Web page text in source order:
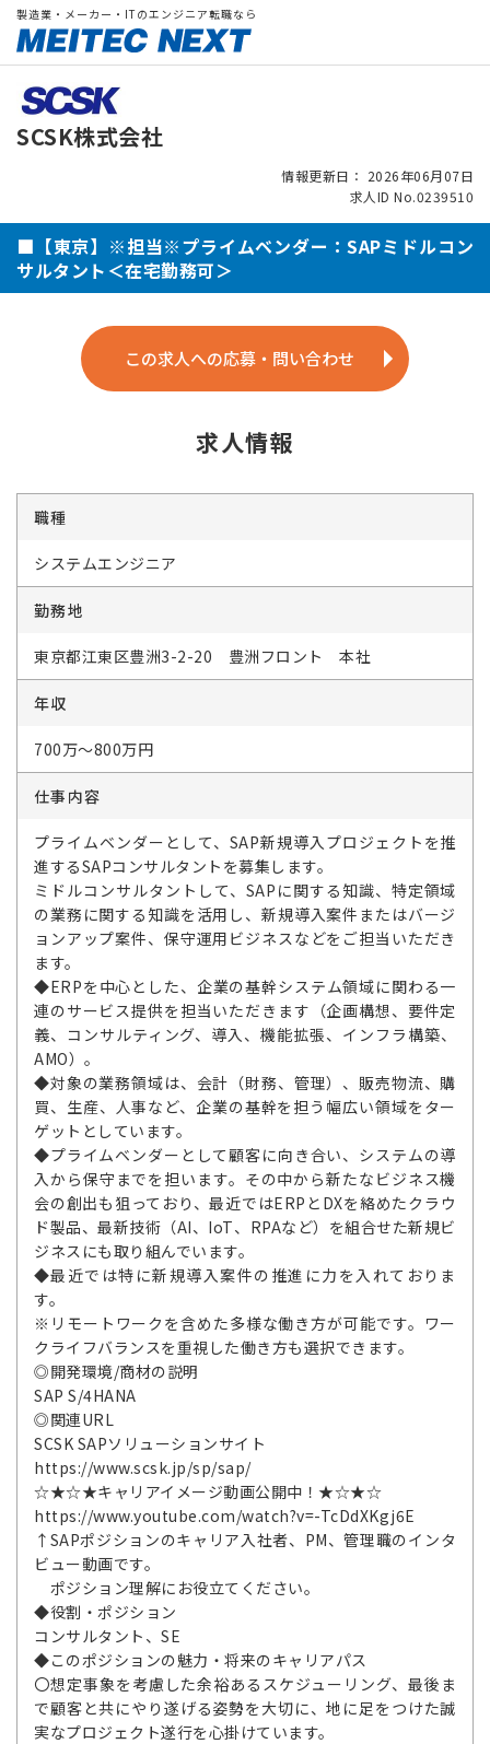
製造業・メーカー・ITのエンジニア転職なら
SCSK株式会社
情報更新日： 2026年06月07日
求人ID No.0239510
■【東京】※担当※プライムベンダー：SAPミドルコン
サルタント＜在宅勤務可＞
この求人への応募・問い合わせ
求人情報
職種
システムエンジニア
勤務地
東京都江東区豊洲3-2-20 豊洲フロント 本社
年収
700万～800万円
仕事内容
プライムベンダーとして、SAP新規導入プロジェクトを推
進するSAPコンサルタントを募集します。
ミドルコンサルタントして、SAPに関する知識、特定領域
の業務に関する知識を活用し、新規導入案件またはバージ
ョンアップ案件、保守運用ビジネスなどをご担当いただき
ます。
◆ERPを中心とした、企業の基幹システム領域に関わる一
連のサービス提供を担当いただきます（企画構想、要件定
義、コンサルティング、導入、機能拡張、インフラ構築、
AMO）。
◆対象の業務領域は、会計（財務、管理）、販売物流、購
買、生産、人事など、企業の基幹を担う幅広い領域をター
ゲットとしています。
◆プライムベンダーとして顧客に向き合い、システムの導
入から保守までを担います。その中から新たなビジネス機
会の創出も狙っており、最近ではERPとDXを絡めたクラウ
ド製品、最新技術（AI、IoT、RPAなど）を組合せた新規ビ
ジネスにも取り組んでいます。
◆最近では特に新規導入案件の推進に力を入れておりま
す。
※リモートワークを含めた多様な働き方が可能です。ワー
クライフバランスを重視した働き方も選択できます。
◎開発環境/商材の説明
SAP S/4HANA
◎関連URL
SCSK SAPソリューションサイト
https://www.scsk.jp/sp/sap/
☆★☆★キャリアイメージ動画公開中！★☆★☆
https://www.youtube.com/watch?v=-TcDdXKgj6E
↑SAPポジションのキャリア入社者、PM、管理職のインタ
ビュー動画です。
ポジション理解にお役立てください。
◆役割・ポジション
コンサルタント、SE
◆このポジションの魅力・将来のキャリアパス
〇想定事象を考慮した余裕あるスケジューリング、最後ま
で顧客と共にやり遂げる姿勢を大切に、地に足をつけた誠
実なプロジェクト遂行を心掛けています。